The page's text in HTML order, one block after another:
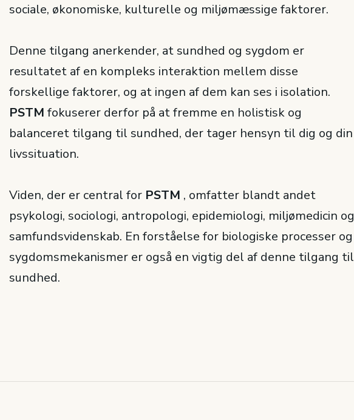
sociale, økonomiske, kulturelle og miljømæssige faktorer.
Denne tilgang anerkender, at sundhed og sygdom er
resultatet af en kompleks interaktion mellem disse
forskellige faktorer, og at ingen af dem kan ses i isolation.
PSTM fokuserer derfor på at fremme en holistisk og
balanceret tilgang til sundhed, der tager hensyn til dig og din
livssituation.
Viden, der er central for PSTM , omfatter blandt andet
psykologi, sociologi, antropologi, epidemiologi, miljømedicin og
samfundsvidenskab. En forståelse for biologiske processer og
sygdomsmekanismer er også en vigtig del af denne tilgang til
sundhed.